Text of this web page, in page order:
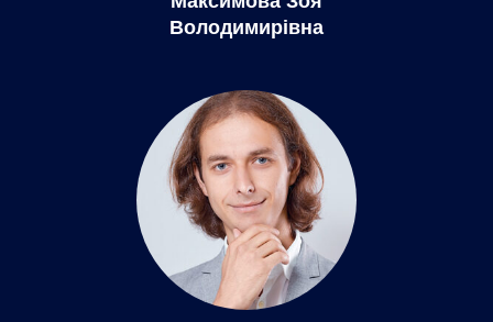
Володимирівна